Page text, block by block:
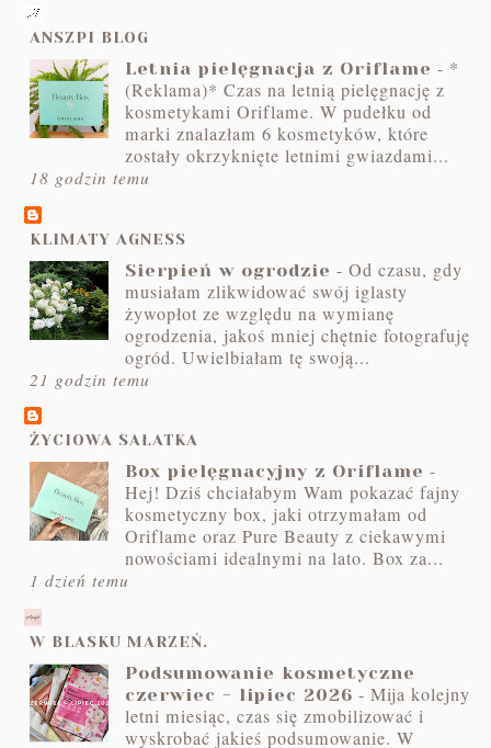
ANSZPI BLOG
Letnia pielęgnacja z Oriflame - *
(Reklama)* Czas na letnią pielęgnację z
kosmetykami Oriflame. W pudełku od
marki znalazłam 6 kosmetyków, które
zostały okrzyknięte letnimi gwiazdami...
18 godzin temu
KLIMATY AGNESS
Sierpień w ogrodzie -Od czasu, gdy
musiałam zlikwidować swój iglasty
żywopłot ze względu na wymianę
ogrodzenia, jakoś mniej chętnie fotografuję
ogród. Uwielbiałam tę swoją...
21 godzin temu
ŻYCIOWA SAŁATKA
Box pielęgnacyjny z Oriflame -
Hej! Dziś chciałabym Wam pokazać fajny
kosmetyczny box, jaki otrzymałam od
Oriflame oraz Pure Beauty z ciekawymi
nowościami idealnymi na lato. Box za...
1 dzień temu
W BLASKU MARZEŃ.
Podsumowanie kosmetyczne
czerwiec - lipiec 2026 -Mija kolejny
letni miesiąc, czas się zmobilizować i
wyskrobać jakieś podsumowanie. W